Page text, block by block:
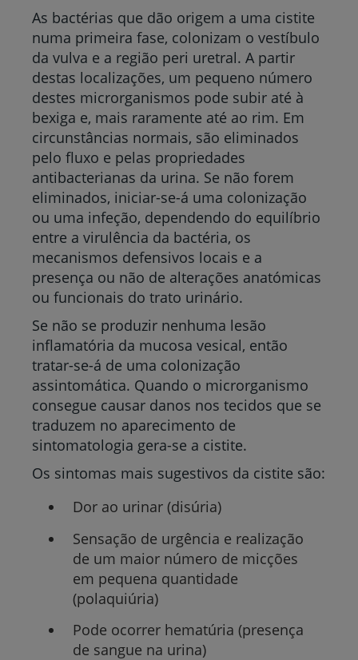
As bactérias que dão origem a uma cistite
numa primeira fase, colonizam o vestíbulo
da vulva e a região peri uretral. A partir
destas localizações, um pequeno número
destes microrganismos pode subir até à
bexiga e, mais raramente até ao rim. Em
circunstâncias normais, são eliminados
pelo fluxo e pelas propriedades
antibacterianas da urina. Se não forem
eliminados, iniciar-se-á uma colonização
ou uma infeção, dependendo do equilíbrio
entre a virulência da bactéria, os
mecanismos defensivos locais e a
presença ou não de alterações anatómicas
ou funcionais do trato urinário.
Se não se produzir nenhuma lesão
inflamatória da mucosa vesical, então
tratar-se-á de uma colonização
assintomática. Quando o microrganismo
consegue causar danos nos tecidos que se
traduzem no aparecimento de
sintomatologia gera-se a cistite.
Os sintomas mais sugestivos da cistite são:
Dor ao urinar (disúria)
Sensação de urgência e realização
de um maior número de micções
em pequena quantidade
(polaquiúria)
Pode ocorrer hematúria (presença
de sangue na urina)